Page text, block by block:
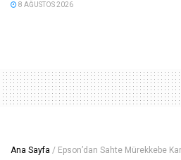
8 AĞUSTOS 2026
Ana Sayfa / Epson’dan Sahte Mürekkebe